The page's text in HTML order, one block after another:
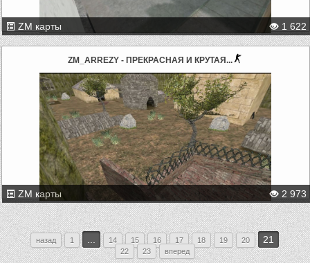
ZM карты 1 622
ZM_ARREZY - ПРЕКРАСНАЯ И КРУТАЯ...
ZM карты 2 973
назад 1 14 15 16 17 18 19 20 21
22 23 вперед